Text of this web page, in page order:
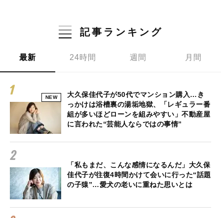
記事ランキング
最新 24時間 週間 月間
NEW
大久保佳代子が50代でマンション購入…き
っかけは浴槽裏の湯垢地獄、「レギュラー番
組が多いほどローンを組みやすい」不動産屋
に言われた“芸能人ならではの事情”
「私もまだ、こんな感情になるんだ」大久保
佳代子が往復4時間かけて会いに行った“話題
の子猿”…愛犬の老いに重ねた思いとは